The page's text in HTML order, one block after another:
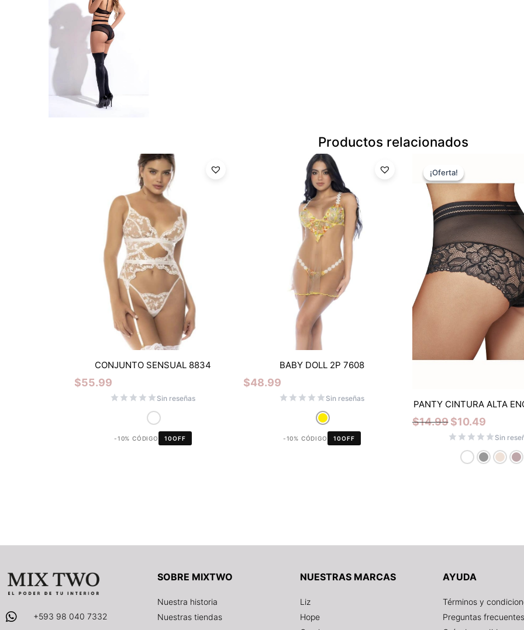
Productos relacionados
CONJUNTO SENSUAL 8834
$55.99
Sin reseñas
-10% CÓDIGO 10OFF
BABY DOLL 2P 7608
$48.99
Sin reseñas
-10% CÓDIGO 10OFF
¡Oferta!
¡Oferta!
PANTY CINTURA ALTA
$14.99
precio
original
era:
$10.49
$10.49.
Sin
+593 98 040 7332
SOBRE MIXTWO
Nuestra historia
Nuestras tiendas
NUESTRAS MARCAS
Liz
Hope
AYUDA
Términos y
Preguntas frecuentes